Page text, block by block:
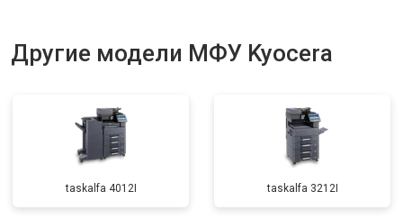
Другие модели МФУ Kyocera
taskalfa 4012I taskalfa 3212I